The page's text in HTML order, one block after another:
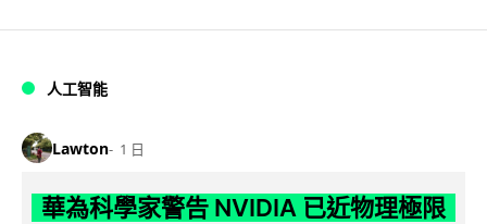
人工智能
Lawton 1 日
華為科學家警告 NVIDIA 已近物理極限